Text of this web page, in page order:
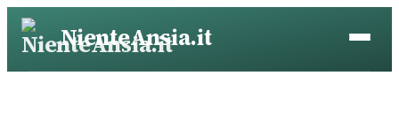
Vai
contenuto
NienteAnsia.it